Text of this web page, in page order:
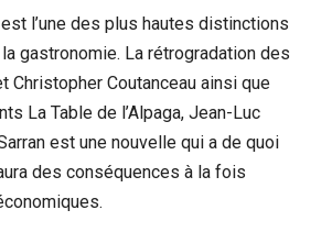
l’une des plus hautes distinctions
gastronomie. La rétrogradation des
Christopher Coutanceau ainsi que
La Table de l’Alpaga, Jean-Luc
est une nouvelle qui a de quoi
des conséquences à la fois